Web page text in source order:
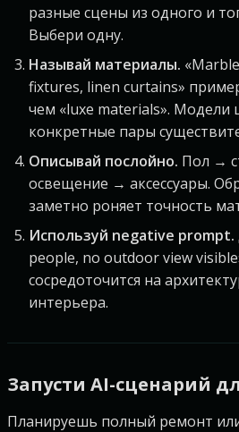
разные сцены из одного и
Выбери одну.
Называй материалы.
fixtures, linen curtains»
чем «luxe materials». Модели
конкретные пары
Описывай послойно. Пол →
освещение → аксессуары.
заметно роняет точность
Используй negative prompt.
people, no outdoor view
сосредоточится на
интерьера.
Запусти AI-сценарий
Планируешь полный ремонт